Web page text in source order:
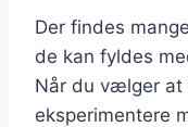
Der findes
de kan fyldes
Når du vælger at
eksperimentere